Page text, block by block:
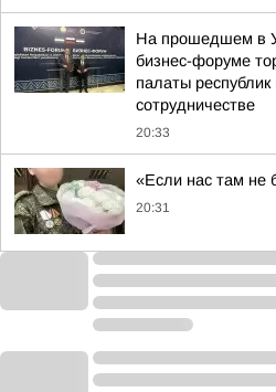
На прошедшем в
бизнес-форуме
палаты
сотрудничестве
20:33
«Если нас там не
20:31